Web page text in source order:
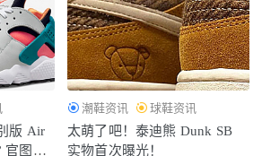
版 Air
官图释
潮鞋资讯 球鞋资讯
太萌了吧！泰迪熊 Dunk SB
实物首次曝光！
全新联名靴款上架 2021-11-16
么上衣 不会穿牢记小灰配小蓝 2019-05-
327 推出全新配色，还是联名合作！